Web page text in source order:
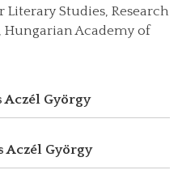
Studies, Research
Academy of
Aczél György
Aczél György